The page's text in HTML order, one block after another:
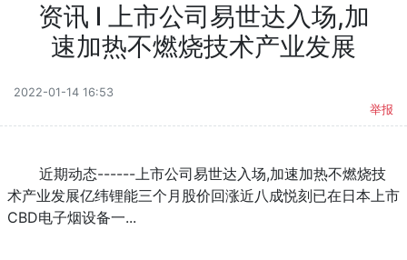
资讯 l 上市公司易世达入场,加
速加热不燃烧技术产业发展​
2022-01-14 16:53
举报
近期动态------上市公司易世达入场,加速加热不燃烧技
术产业发展亿纬锂能三个月股价回涨近八成悦刻已在日本上市
CBD电子烟设备一...